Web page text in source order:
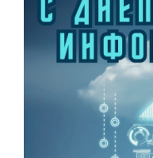
ПРАЗДНИКИ
С Днем рождения
Свадьба
HOT
Календарь